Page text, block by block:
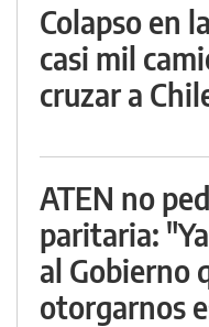
Colapso en
casi mil
cruzar a
ATEN no
paritaria:
al Gobierno
otorgarnos